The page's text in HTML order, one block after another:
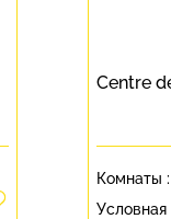
Centre
Комнаты :